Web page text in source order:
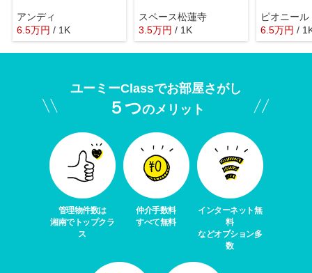
アンディ
6.5万円 / 1K
スペース松蓮寺
3.5万円 / 1K
ピオニール
6.5万円 /
ユーミーClassでお部屋さがし
５つのメリット
管理物件数は
湘南でトップクラ
ス
仲介手数料
すべて無料
インターネット無
料
などオプション多
数